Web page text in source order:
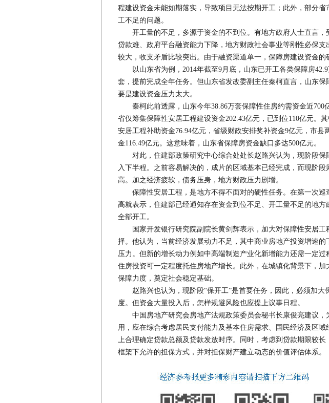
程建设资金未能如期落实，导致项目无法按期开工；此外，部分
工不足的问题。
开工量的不足，多源于资金的不到位。有地方政府人士直言，
贷款难、政府平台融资能力下降，地方财政社会事业等刚性必保支
较大，收支矛盾比较突出。由于融资渠道单一，保障房建设资金的
以山东省为例，2014年截至9月底，山东已开工各类保障房42.9
套，提前完成全年任务。但山东省发改委副主任秦柯直言，山东保
要是建设资金压力太大。
秦柯此前透露，山东今年38.86万套保障性住房约需资金近700
省仅筹集保障性安居工程建设资金202.43亿元，已到位110亿元。
安居工程补助资金76.94亿元，省级财政安排奖补资金9亿元，市县
金116.49亿元。这意味着，山东省保障房资金缺口多达500亿元。
对此，住建部政策研究中心综合处处长赵路兴认为，现阶段保
入下半程。之前容易解决的，成片的区域基本已经完成，而现阶
高。加之经济疲软，债务压身，地方财政压力剧增。
保障性安居工程，是地方不得不面对的硬性任务。在第一次巡
高就表示，住建部已经通知存在资金到位不足、开工量不足的地方
全部开工。
国家开发银行研究院副院长黄剑辉表示，加大对保障性安居工
择。他认为，当前经济发展动力不足，其中商业房地产投资增速
压力。但新的增长动力例如中高端制造产业化新增能力还需一定过
住房投资可一定程度托住房地产增长。此外，在城镇化背景下，加
保障力度，奠定社会稳定基础。
赵路兴也认为，现阶段“保开工”是首要任务，因此，必须加大
度。但资金大量投入后，怎样规避风险也应提上议事日程。
中国房地产研究会房地产法规政策委员会秘书长康俊亮建议，
用，应在综合考虑居民支付能力及基本住房需求、国民经济及区域
上合理确定贷款总额及贷款发放时序。同时，考虑到贷款期限较
框架下允许的担保方式，并对担保财产建立动态的价值评估体系。